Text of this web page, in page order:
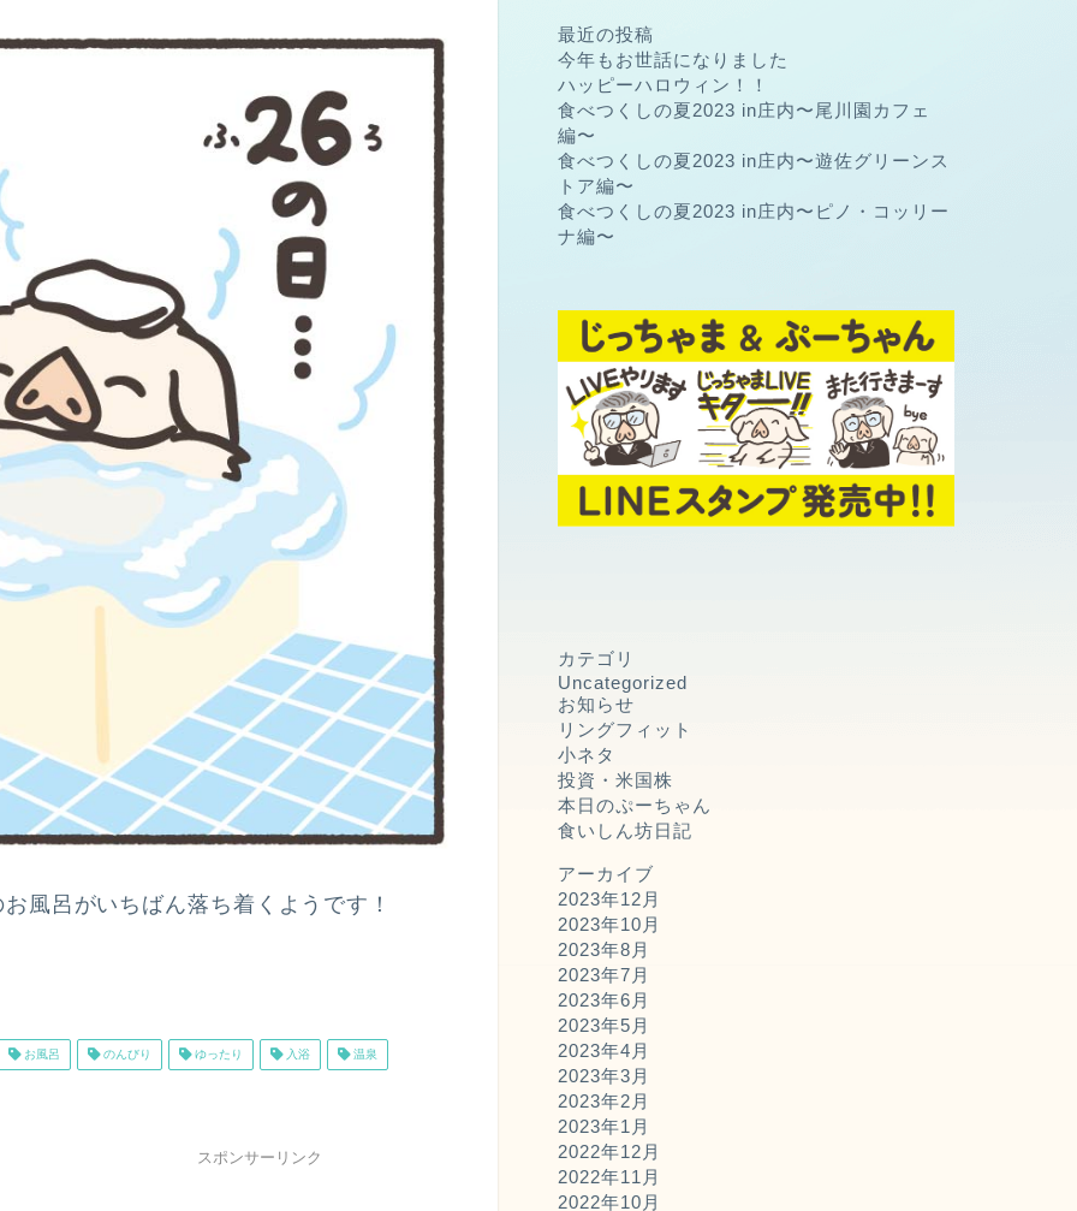
風呂がいちばん落ち着くようです！
お風呂 のんびり ゆったり 入浴 温泉
スポンサーリンク
最近の投稿
今年もお世話になりました
ハッピーハロウィン！！
食べつくしの夏2023 in庄内〜尾川園カフェ
編〜
食べつくしの夏2023 in庄内〜遊佐グリーンス
トア編〜
食べつくしの夏2023 in庄内〜ピノ・コッリー
ナ編〜
カテゴリ
Uncategorized
お知らせ
リングフィット
小ネタ
投資・米国株
本日のぷーちゃん
食いしん坊日記
アーカイブ
2023年12月
2023年10月
2023年8月
2023年7月
2023年6月
2023年5月
2023年4月
2023年3月
2023年2月
2023年1月
2022年12月
2022年11月
2022年10月